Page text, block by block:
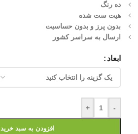
ده رنگ
هیت ست شده
بدون پرز و بدون حساسیت
ارسال به سراسر کشور
ابعاد
-
+
افزودن به سبد خرید